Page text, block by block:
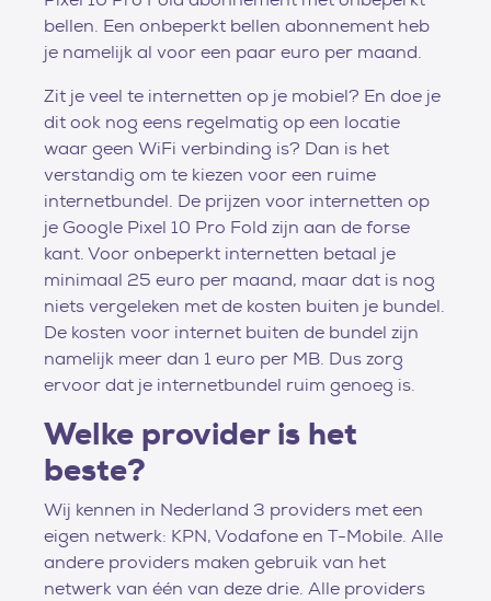
bellen. Een onbeperkt bellen abonnement heb
je namelijk al voor een paar euro per maand.
Zit je veel te internetten op je mobiel? En doe je
dit ook nog eens regelmatig op een locatie
waar geen WiFi verbinding is? Dan is het
verstandig om te kiezen voor een ruime
internetbundel. De prijzen voor internetten op
je Google Pixel 10 Pro Fold zijn aan de forse
kant. Voor onbeperkt internetten betaal je
minimaal 25 euro per maand, maar dat is nog
niets vergeleken met de kosten buiten je bundel.
De kosten voor internet buiten de bundel zijn
namelijk meer dan 1 euro per MB. Dus zorg
ervoor dat je internetbundel ruim genoeg is.
Welke provider is het
beste?
Wij kennen in Nederland 3 providers met een
eigen netwerk: KPN, Vodafone en T-Mobile. Alle
andere providers maken gebruik van het
netwerk van één van deze drie. Alle providers